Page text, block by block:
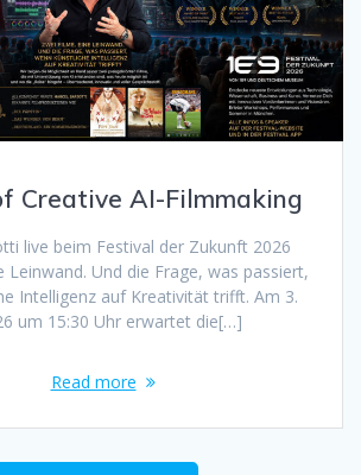
Creative AI-Filmmaking
live beim Festival der Zukunft 2026
Leinwand. Und die Frage, was passiert,
Intelligenz auf Kreativität trifft. Am 3.
um 15:30 Uhr erwartet die[…]
Read more